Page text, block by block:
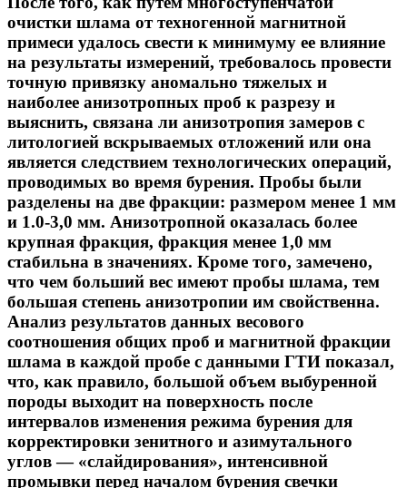
очистки шлама от техногенной магнитной
примеси удалось свести к минимуму ее влияние
на результаты измерений, требовалось провести
точную привязку аномально тяжелых и
наиболее анизотропных проб к разрезу и
выяснить, связана ли анизотропия замеров с
литологией вскрываемых отложений или она
является следствием технологических операций,
проводимых во время бурения. Пробы были
разделены на две фракции: размером менее 1 мм
и 1.0-3,0 мм. Анизотропной оказалась более
крупная фракция, фракция менее 1,0 мм
стабильна в значениях. Кроме того, замечено,
что чем больший вес имеют пробы шлама, тем
большая степень анизотропии им свойственна.
Анализ результатов данных весового
соотношения общих проб и магнитной фракции
шлама в каждой пробе с данными ГТИ показал,
что, как правило, большой объем выбуренной
породы выходит на поверхность после
интервалов изменения режима бурения для
корректировки зенитного и азимутального
углов — «слайдирования», интенсивной
промывки перед началом бурения свечки